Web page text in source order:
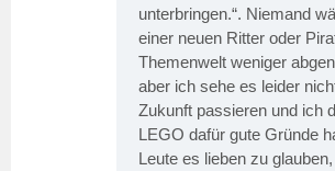
unterbringen.“. Niemand
einer neuen Ritter oder
Themenwelt weniger
aber ich sehe es leider
Zukunft passieren und ich
LEGO dafür gute Gründe
Leute es lieben zu